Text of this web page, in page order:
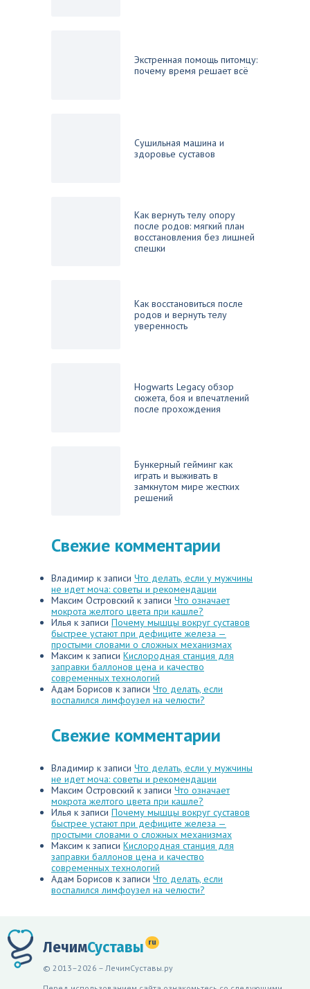
Экстренная помощь питомцу:
почему время решает всё
Сушильная машина и
здоровье суставов
Как вернуть телу опору
после родов: мягкий план
восстановления без лишней
спешки
Как восстановиться после
родов и вернуть телу
уверенность
Hogwarts Legacy обзор
сюжета, боя и впечатлений
после прохождения
Бункерный гейминг как
играть и выживать в
замкнутом мире жестких
решений
Свежие комментарии
Владимир к записи Что делать, если у мужчины
не идет моча: советы и рекомендации
Максим Островский к записи Что означает
мокрота желтого цвета при кашле?
Илья к записи Почему мышцы вокруг суставов
быстрее устают при дефиците железа —
простыми словами о сложных механизмах
Максим к записи Кислородная станция для
заправки баллонов цена и качество
современных технологий
Адам Борисов к записи Что делать, если
воспалился лимфоузел на челюсти?
Свежие комментарии
Владимир к записи Что делать, если у мужчины
не идет моча: советы и рекомендации
Максим Островский к записи Что означает
мокрота желтого цвета при кашле?
Илья к записи Почему мышцы вокруг суставов
быстрее устают при дефиците железа —
простыми словами о сложных механизмах
Максим к записи Кислородная станция для
заправки баллонов цена и качество
современных технологий
Адам Борисов к записи Что делать, если
воспалился лимфоузел на челюсти?
ЛечимСуставы ru
© 2013–2026 – ЛечимСуставы.ру